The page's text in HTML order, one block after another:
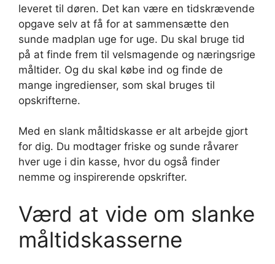
leveret til døren. Det kan være en tidskrævende
opgave selv at få for at sammensætte den
sunde madplan uge for uge. Du skal bruge tid
på at finde frem til velsmagende og næringsrige
måltider. Og du skal købe ind og finde de
mange ingredienser, som skal bruges til
opskrifterne.
Med en slank måltidskasse er alt arbejde gjort
for dig. Du modtager friske og sunde råvarer
hver uge i din kasse, hvor du også finder
nemme og inspirerende opskrifter.
Værd at vide om slanke
måltidskasserne